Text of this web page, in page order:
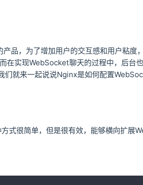
品，为了增加用户的交互感和用户粘度
在实现WebSocket聊天的过程中，后台
就来一起说说Nginx是如何配置
式很简单，但是很有效，能够横向扩展